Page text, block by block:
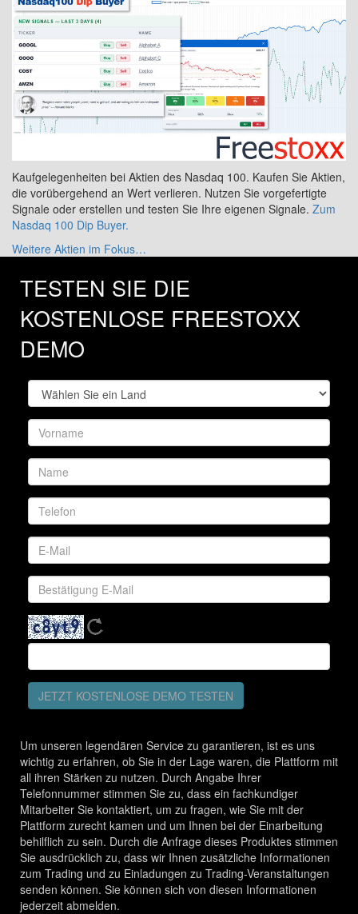
Kaufgelegenheiten bei Aktien des Nasdaq 100. Kaufen Sie Aktien,
die vorübergehend an Wert verlieren. Nutzen Sie vorgefertigte
Signale oder erstellen und testen Sie Ihre eigenen Signale. Zum
Nasdaq 100 Dip Buyer.
Weitere Aktien im Fokus…
TESTEN SIE DIE
KOSTENLOSE FREESTOXX
DEMO
JETZT KOSTENLOSE DEMO TESTEN
Um unseren legendären Service zu garantieren, ist es uns
wichtig zu erfahren, ob Sie in der Lage waren, die Plattform mit
all ihren Stärken zu nutzen. Durch Angabe Ihrer
Telefonnummer stimmen Sie zu, dass ein fachkundiger
Mitarbeiter Sie kontaktiert, um zu fragen, wie Sie mit der
Plattform zurecht kamen und um Ihnen bei der Einarbeitung
behilflich zu sein. Durch die Anfrage dieses Produktes stimmen
Sie ausdrücklich zu, dass wir Ihnen zusätzliche Informationen
zum Trading und zu Einladungen zu Trading-Veranstaltungen
senden können. Sie können sich von diesen Informationen
jederzeit abmelden.